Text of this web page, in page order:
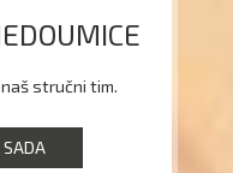
stručni tim.
SADA